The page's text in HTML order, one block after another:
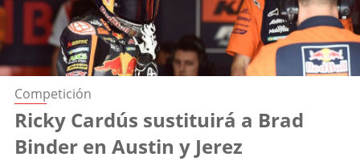
Competición
Ricky Cardús sustituirá a Brad
Binder en Austin y Jerez